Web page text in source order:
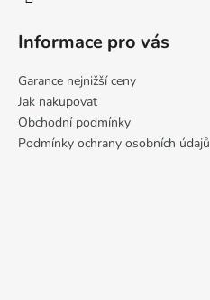
Informace pro vás
Garance nejnižší ceny
Jak nakupovat
Obchodní podmínky
Podmínky ochrany osobních údajů